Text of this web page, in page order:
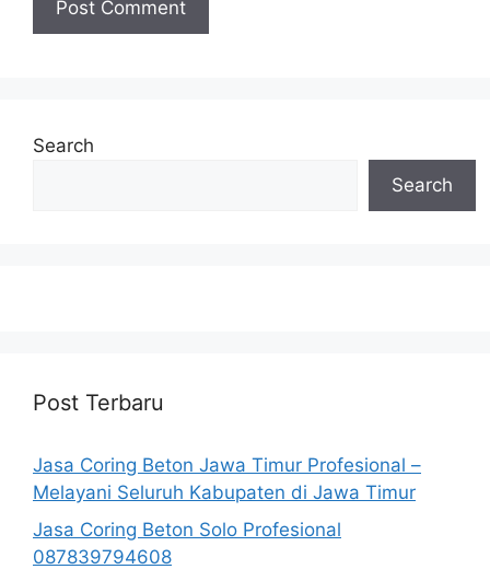
Search
Search
Post Terbaru
Jasa Coring Beton Jawa Timur Profesional –
Melayani Seluruh Kabupaten di Jawa Timur
Jasa Coring Beton Solo Profesional
087839794608